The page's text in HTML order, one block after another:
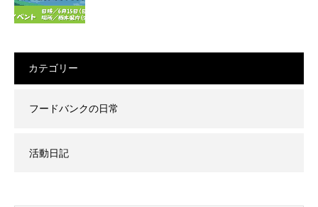
カテゴリー
フードバンクの日常
活動日記